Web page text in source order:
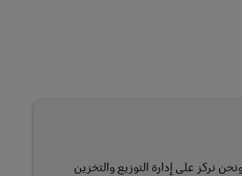
نركز على إدارة التوزيع والتخزين